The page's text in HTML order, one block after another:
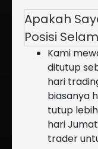
Apakah
Posisi
Kami
ditutup
hari
biasanya
tutup
hari
trader